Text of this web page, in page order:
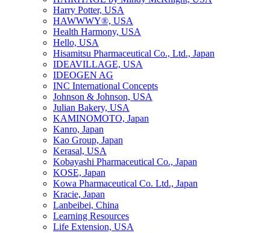
Harry Potter, USA
HAWWWY®, USA
Health Harmony, USA
Hello, USA
Hisamitsu Pharmaceutical Co., Ltd., Japan
IDEAVILLAGE, USA
IDEOGEN AG
INC International Concepts
Johnson & Johnson, USA
Julian Bakery, USA
KAMINOMOTO, Japan
Kanro, Japan
Kao Group, Japan
Kerasal, USA
Kobayashi Pharmaceutical Co., Japan
KOSE, Japan
Kowa Pharmaceutical Co. Ltd., Japan
Kracie, Japan
Lanbeibei, China
Learning Resources
Life Extension, USA